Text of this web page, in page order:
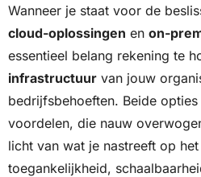
Wanneer je staat voor de
cloud-oplossingen en on-
essentieel belang rekening te
infrastructuur van jouw
bedrijfsbehoeften. Beide
voordelen, die nauw
licht van wat je nastreeft op
toegankelijkheid,